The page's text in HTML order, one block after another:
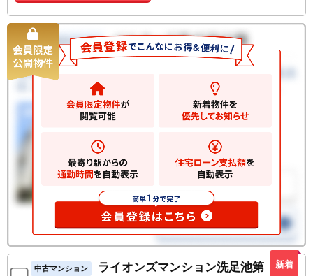
新着
中古マンション
ライオンズマンション洗足池第